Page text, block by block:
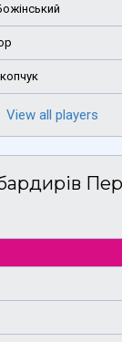
View all players